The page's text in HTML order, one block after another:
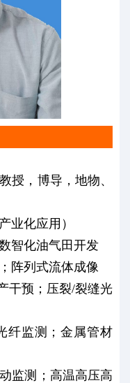
授，博导，地物、
业化应用）
智化油气田开发
阵列式流体成像
干预；压裂/裂缝光
纤监测；金属管材
监测；高温高压高